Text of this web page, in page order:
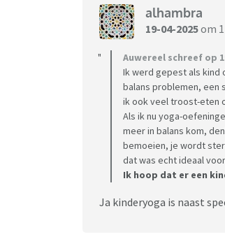
alhambra
19-04-2025om
Auwereel schreef op
Ik werd gepest als kind
balans problemen, een
ik ook veel troost-eten
Als ik nu yoga-
meer in balans kom,
bemoeien, je wordt
dat was echt ideaal
Ik hoop dat er een
Ja kinderyoga is naast